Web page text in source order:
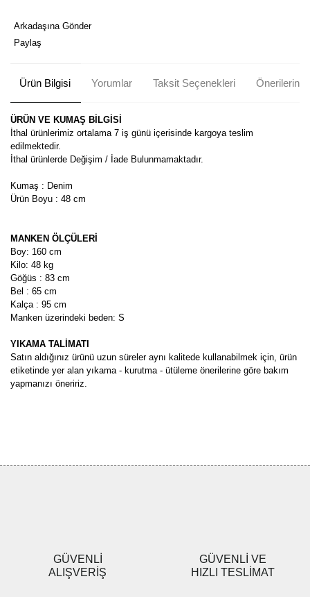
Arkadaşına Gönder
Paylaş
Ürün Bilgisi Yorumlar Taksit Seçenekleri Önerileriniz
ÜRÜN VE KUMAŞ BİLGİSİ
İthal ürünlerimiz ortalama 7 iş günü içerisinde kargoya teslim
edilmektedir.
İthal ürünlerde Değişim / İade Bulunmamaktadır.
Kumaş : Denim
Ürün Boyu : 48 cm
MANKEN ÖLÇÜLERİ
Boy: 160 cm
Kilo: 48 kg
Göğüs : 83 cm
Bel : 65 cm
Kalça : 95 cm
Manken üzerindeki beden: S
YIKAMA TALİMATI
Satın aldığınız ürünü uzun süreler aynı kalitede kullanabilmek için, ürün
etiketinde yer alan yıkama - kurutma - ütüleme önerilerine göre bakım
yapmanızı öneririz.
Ürün fiyatı diğer sitelerden daha pahalı.
Bu ürüne benzer farklı alternatifler olmalı.
GÜVENLİ
ALIŞVERİŞ
GÜVENLİ VE
HIZLI TESLİMAT